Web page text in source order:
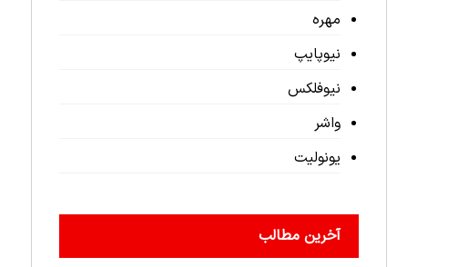
مهره
نیوپایپ
نیوفلکس
واشر
یونولیت
آخرین مطالب